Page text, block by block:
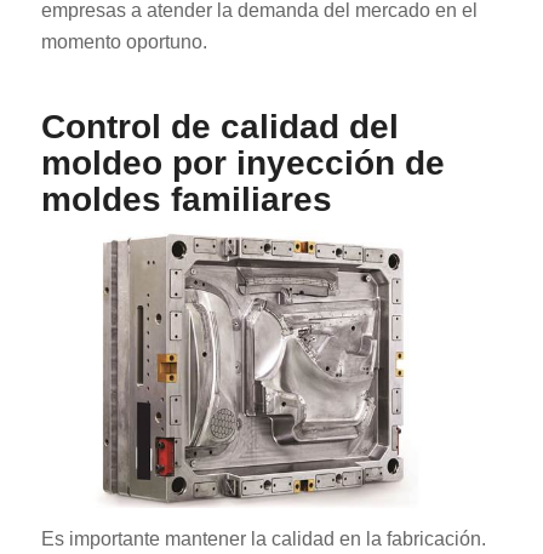
empresas a atender la demanda del mercado en el
momento oportuno.
Control de calidad del
moldeo por inyección de
moldes familiares
Es importante mantener la calidad en la fabricación.